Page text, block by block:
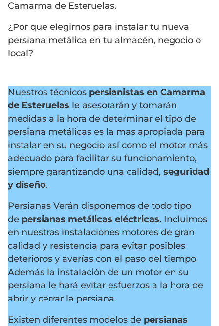
Camarma de Esteruelas.
¿Por que elegirnos para instalar tu nueva
persiana metálica en tu almacén, negocio o
local?
Nuestros técnicos persianistas en Camarma
de Esteruelas le asesorarán y tomarán
medidas a la hora de determinar el tipo de
persiana metálicas es la mas apropiada para
instalar en su negocio así como el motor más
adecuado para facilitar su funcionamiento,
siempre garantizando una calidad, seguridad
y diseño.
Persianas Verán disponemos de todo tipo
de persianas metálicas eléctricas. Incluimos
en nuestras instalaciones motores de gran
calidad y resistencia para evitar posibles
deterioros y averías con el paso del tiempo.
Además la instalación de un motor en su
persiana le hará evitar esfuerzos a la hora de
abrir y cerrar la persiana.
Existen diferentes modelos de persianas